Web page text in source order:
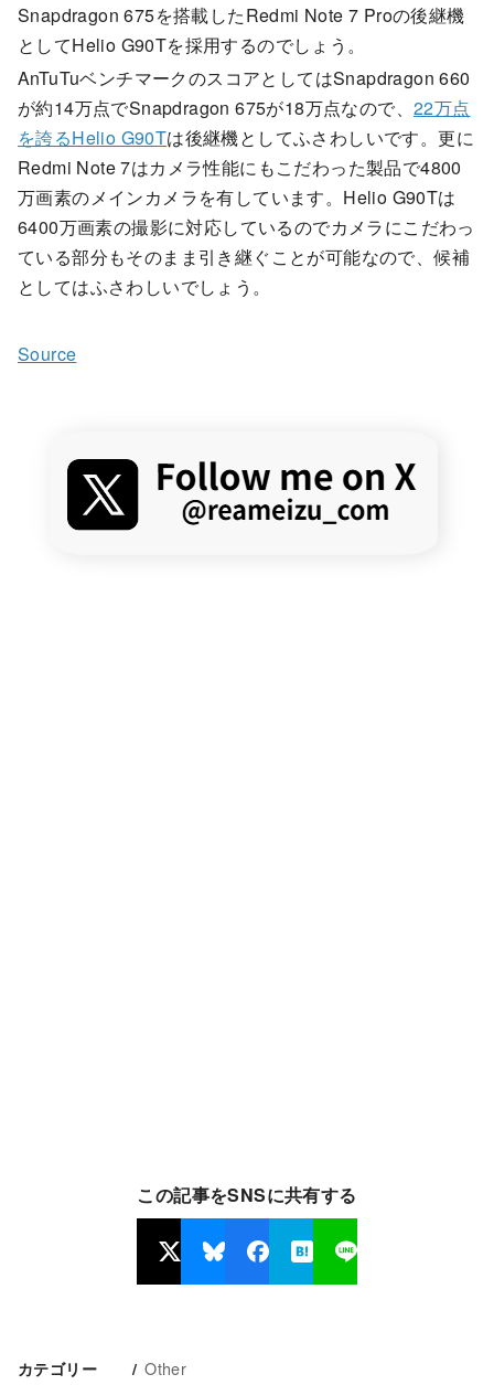
Snapdragon 675を搭載したRedmi Note 7 Proの後継機
としてHelio G90Tを採用するのでしょう。
AnTuTuベンチマークのスコアとしてはSnapdragon 660
が約14万点でSnapdragon 675が18万点なので、 22万点
を誇るHelio G90Tは後継機としてふさわしいです。更に
Redmi Note 7はカメラ性能にもこだわった製品で4800
万画素のメインカメラを有しています。Helio G90Tは
6400万画素の撮影に対応しているのでカメラにこだわっ
ている部分もそのまま引き継ぐことが可能なので、候補
としてはふさわしいでしょう。
Source
この記事をSNSに共有する
カテゴリー Other